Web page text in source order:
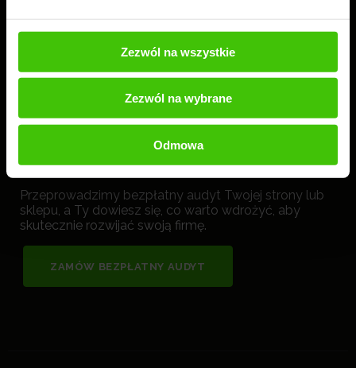
Zezwól na wszystkie
Zezwól na wybrane
Odmowa
Zamów 100% bezpłatny audyt + ebook
Przeprowadzimy bezpłatny audyt Twojej strony lub
sklepu, a Ty dowiesz się, co warto wdrożyć, aby
skutecznie rozwijać swoją firmę.
ZAMÓW BEZPŁATNY AUDYT